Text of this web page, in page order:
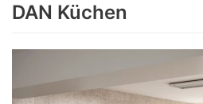
DAN Küchen